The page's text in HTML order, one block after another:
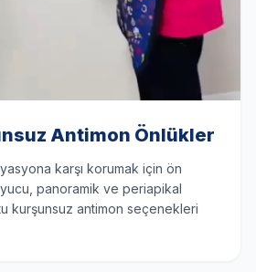
Antimon Önlükler
karşı korumak için ön
panoramik ve periapikal
kurşunsuz antimon seçenekleri